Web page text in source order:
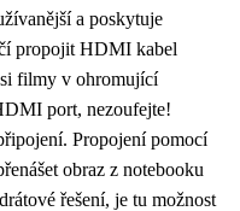
a poskytuje
propojit HDMI kabel
filmy v ohromující
port, nezoufejte!
Propojení pomocí
obraz z notebooku
řešení, je tu možnost